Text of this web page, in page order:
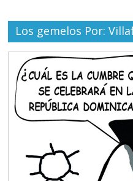
Los gemelos Por: